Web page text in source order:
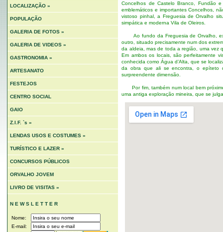
LOCALIZAÇÃO »
POPULAÇÃO
GALERIA DE FOTOS »
GALERIA DE VIDEOS »
GASTRONOMIA »
ARTESANATO
FESTEJOS
CENTRO SOCIAL
GAIO
Z.I.F. `s »
LENDAS USOS E COSTUMES »
TURÍSTICO E LAZER »
CONCURSOS PÚBLICOS
ORVALHO JOVEM
LIVRO DE VISITAS »
N E W S L E T T E R
Nome:
E-mail:
Concelhos de Castelo Branco, Fundão
emblemáticos e importantes Concelhos,
vistoso pinhal, a Freguesia de Orvalho
simpática e moderna Vila de Oleiros.
Ao fundo da Freguesia de Orvalho,
outro, situado precisamente num dos
da aldeia, mas de toda a região, uma vez
Em ambos os locais, são perfeitamente
conhecida como Água d’Alta, que se
da obra que ali se encontra, o epíteto
surpreendente dimensão.
Por fim, também num local bem
uma antiga exploração mineira, que se